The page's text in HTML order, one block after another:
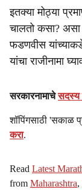
इतक्या मोठ्या
चालतो कसा?
फडणवीस
यांचा राजीनामा
सरकारनामाचेसदस्य
शॉपिंगसाठी 'सकाळ
करा.
Read Latest
from Maharashtra,